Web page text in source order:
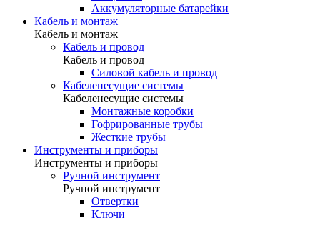
Аккумуляторные батарейки
Кабель и монтаж
Кабель и монтаж
Кабель и провод
Кабель и провод
Силовой кабель и провод
Кабеленесущие системы
Кабеленесущие системы
Монтажные коробки
Гофрированные трубы
Жесткие трубы
Инструменты и приборы
Инструменты и приборы
Ручной инструмент
Ручной инструмент
Отвертки
Ключи